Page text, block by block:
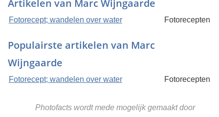
Artikelen van Marc Wijngaarde
Fotorecept; wandelen over water Fotorecepten
Populairste artikelen van Marc
Wijngaarde
Fotorecept; wandelen over water Fotorecepten
Photofacts wordt mede mogelijk gemaakt door